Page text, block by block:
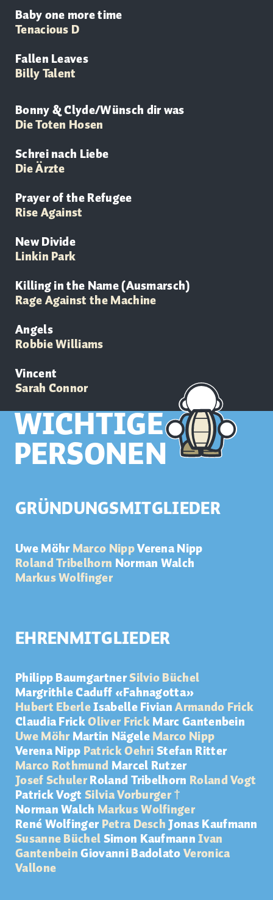
Baby one more time
Tenacious D
Fallen Leaves
Billy Talent
Bonny & Clyde/Wünsch dir was
Die Toten Hosen
Schrei nach Liebe
DieÄrzte
Prayer of the Refugee
Rise Against
New Divide
Linkin Park
Killing in the Name (Ausmarsch)
Rage Against the Machine
Angels
Robbie Williams
Vincent
Sarah Connor
WICHTIGE
PERSONEN
GRÜNDUNGSMITGLIEDER
Uwe MöhrMarco NippVerena Nipp
Roland Tribelhorn Norman Walch
Markus Wolfinger
EHRENMITGLIEDER
Philipp BaumgartnerSilvio Büchel
Margrithle Caduff «Fahnagotta»
Hubert EberleIsabelle FivianArmando Frick
Claudia FrickOliver FrickMarc Gantenbein
Uwe MöhrMartin NägeleMarco Nipp
Verena NippPatrick OehriStefan Ritter
Marco Rothmund Marcel Rutzer
Josef SchulerRoland Tribelhorn Roland Vogt
Patrick VogtSilvia Vorburger †
Norman Walch Markus Wolfinger
René WolfingerPetra DeschJonas Kaufmann
Susanne BüchelSimon KaufmannIvan
GantenbeinGiovanniBadolatoVeronica
Vallone